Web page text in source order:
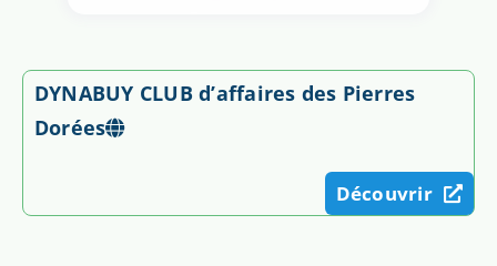
DYNABUY CLUB d’affaires des Pierres
Dorées
Découvrir